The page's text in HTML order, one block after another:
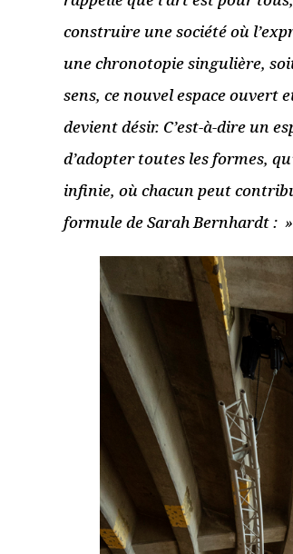
« Néant » de Dave St-
Pierre, Théâtre de l’Oulle
à Avignon
30 juillet 2017
Lire la suite